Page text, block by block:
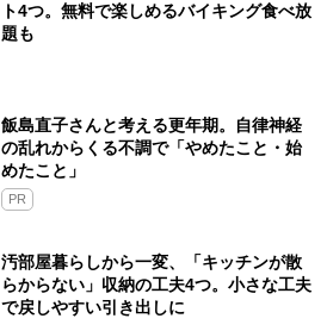
ト4つ。無料で楽しめるバイキング食べ放
題も
飯島直子さんと考える更年期。自律神経
の乱れからくる不調で「やめたこと・始
めたこと」
PR
汚部屋暮らしから一変、「キッチンが散
らからない」収納の工夫4つ。小さな工夫
で戻しやすい引き出しに